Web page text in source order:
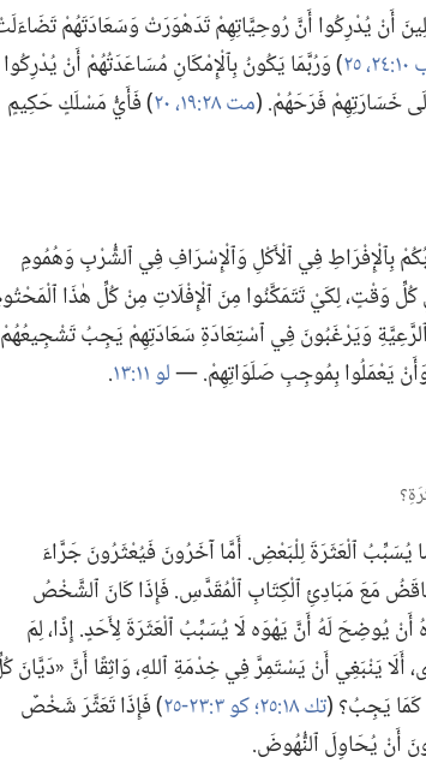
أَنْ يُدْرِكُوا أَنَّ رُوحِيَّاتِهِمْ تَدَهْوَرَتْ وَسَعَادَتَهُمْ
٢٥
‏)‏ وَرُبَّمَا يَكُونُ بِٱلْإِمْكَانِ مُسَاعَدَتُهُمْ أَنْ يُدْرِكُوا
خَسَارَتِهِمْ فَرَحَهُمْ.‏ (‏مت ٢٨:‏١٩،‏ ٢٠
‏)‏ فَأَيُّ مَسْلَكٍ حَكِيمٍ
بِٱلْإِفْرَاطِفِي ٱلْأَكْلِ وَٱلْإِسْرَافِ فِي ٱلشُّرْبِ وَهُمُومِ
وَقْتٍ،‏ لِكَيْ تَتَمَكَّنُوا مِنَ ٱلْإِفْلَاتِ مِنْ كُلِّ هٰذَا
وَيَرْغَبُونَ فِي ٱسْتِعَادَةِ سَعَادَتِهِمْ يَجِبُ تَشْجِيعُهُمْ
يَعْمَلُوا بِمُوجِبِ صَلَوَاتِهِمْ.‏ —‏لو ١١:‏١٣
‏.‏
يُسَبِّبُ ٱلْعَثَرَةَ لِلْبَعْضِ.‏ أَمَّا آخَرُونَ فَيُعْثَرُونَ جَرَّاءَ
مَعَ مَبَادِئِ ٱلْكِتَابِ ٱلْمُقَدَّسِ.‏ فَإِذَا كَانَ ٱلشَّخْصُ
يُوضِحَ لَهُ أَنَّ يَهْوَه لَا يُسَبِّبُ ٱلْعَثَرَةَ لِأَحَدٍ.‏ إِذًا،‏ لِمَ
يَنْبَغِي أَنْ يَسْتَمِرَّ فِي خِدْمَةِ ٱللهِ،‏ وَاثِقًا أَنَّ «دَيَّانَ
كَمَا يَجِبُ؟‏ (‏تك ١٨:‏٢٥؛‏ كو ٣:‏٢٣-‏٢٥
‏)‏ فَإِذَا تَعَثَّرَ شَخْصٌ
أَنْ يُحَاوِلَ ٱلنُّهُوضَ.‏